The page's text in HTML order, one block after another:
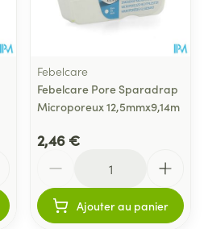
Febelcare
Febelcare Pore Sparadrap
Microporeux 12,5mmx9,14m
2,46 €
Ajouter au panier